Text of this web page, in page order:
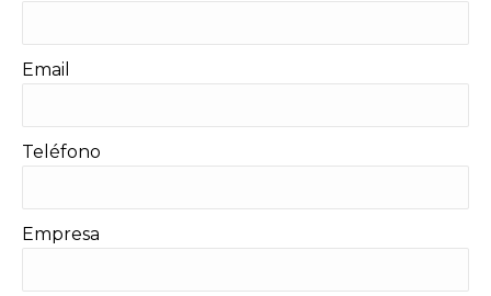
Email
Teléfono
Empresa